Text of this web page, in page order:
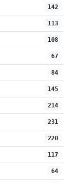
142
113
108
67
84
145
214
231
220
117
64